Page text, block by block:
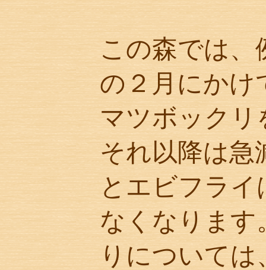
この森では、
の２月にかけ
マツボックリ
それ以降は急
とエビフライ
なくなります
りについて